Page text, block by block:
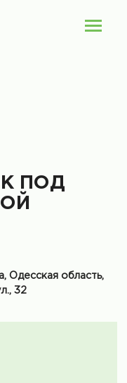
ПОД
Одесская область,
32